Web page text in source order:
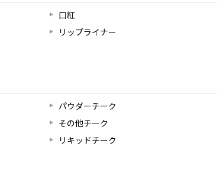
口紅
リップライナー
パウダーチーク
その他チーク
リキッドチーク